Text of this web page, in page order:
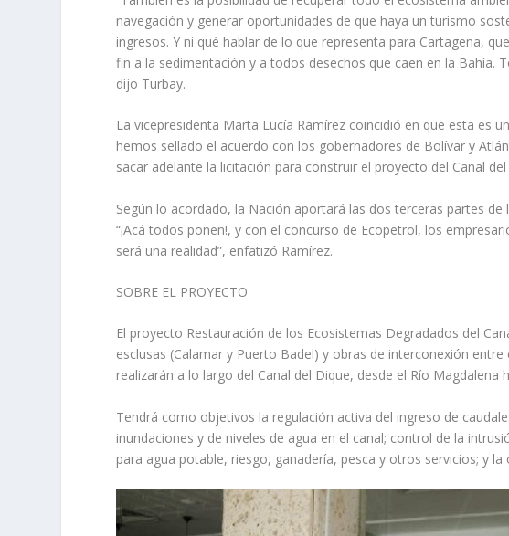
navegación y generar oportunidades de que haya un turismo
ingresos. Y ni qué hablar de lo que representa para Cartagena,
fin a la sedimentación y a todos desechos que caen en la Bahía.
dijo Turbay.
La vicepresidenta Marta Lucía Ramírez coincidió en que esta es
hemos sellado el acuerdo con los gobernadores de Bolívar y
sacar adelante la licitación para construir el proyecto del Canal
Según lo acordado, la Nación aportará las dos terceras partes
“¡Acá todos ponen!, y con el concurso de Ecopetrol, los
será una realidad”, enfatizó Ramírez.
SOBRE EL PROYECTO
El proyecto Restauración de los Ecosistemas Degradados del
esclusas (Calamar y Puerto Badel) y obras de interconexión
realizarán a lo largo del Canal del Dique, desde el Río Magdalena
Tendrá como objetivos la regulación activa del ingreso de
inundaciones y de niveles de agua en el canal; control de la
para agua potable, riesgo, ganadería, pesca y otros servicios; y